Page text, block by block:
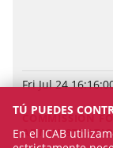
Fri Jul 24
COMMISSION
TÚ PUEDES
En el ICAB